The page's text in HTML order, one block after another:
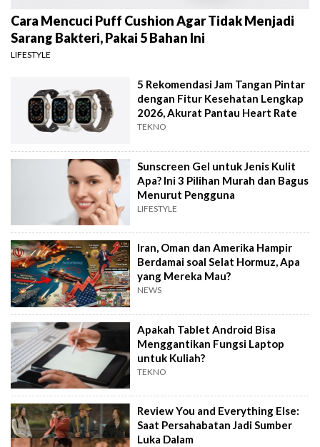
Cara Mencuci Puff Cushion Agar Tidak Menjadi
Sarang Bakteri, Pakai 5 Bahan Ini
LIFESTYLE
5 Rekomendasi Jam Tangan Pintar
dengan Fitur Kesehatan Lengkap
2026, Akurat Pantau Heart Rate
TEKNO
Sunscreen Gel untuk Jenis Kulit
Apa? Ini 3 Pilihan Murah dan Bagus
Menurut Pengguna
LIFESTYLE
Iran, Oman dan Amerika Hampir
Berdamai soal Selat Hormuz, Apa
yang Mereka Mau?
NEWS
Apakah Tablet Android Bisa
Menggantikan Fungsi Laptop
untuk Kuliah?
TEKNO
Review You and Everything Else:
Saat Persahabatan Jadi Sumber
Luka Dalam